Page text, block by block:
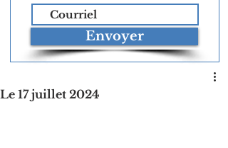
Envoyer
Le 17 juillet 2024